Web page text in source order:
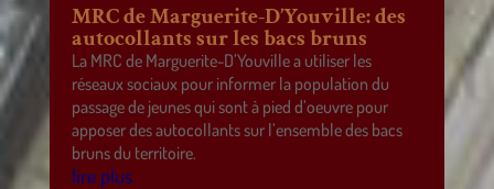
MRC de Marguerite-D’Youville: des
autocollants sur les bacs bruns
La MRC de Marguerite-D’Youville a utiliser les
réseaux sociaux pour informer la population du
passage de jeunes qui sont à pied d’oeuvre pour
apposer des autocollants sur l’ensemble des bacs
bruns du territoire.
lire plus